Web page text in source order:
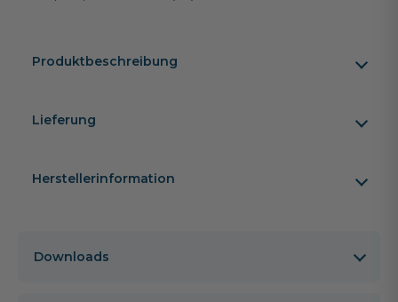
Produktbeschreibung
Lieferung
Herstellerinformation
Downloads